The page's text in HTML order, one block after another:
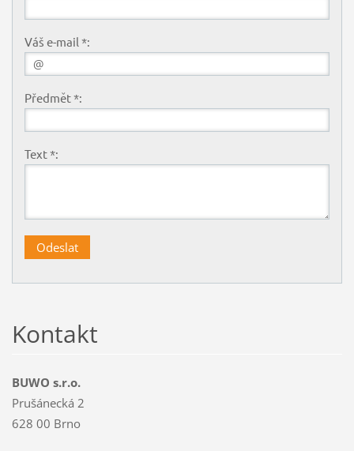
Váš e-mail *:
Předmět *:
Text *:
Kontakt
BUWO s.r.o.
Prušánecká 2
628 00 Brno